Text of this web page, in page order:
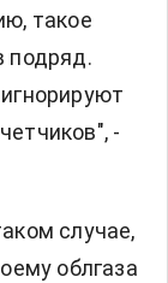
такое
подряд.
-
случае,
облгаза